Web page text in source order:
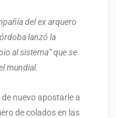
del ex arquero
lanzó la
al sistema” que se
mundial.
nuevo apostarle a
de colados en las